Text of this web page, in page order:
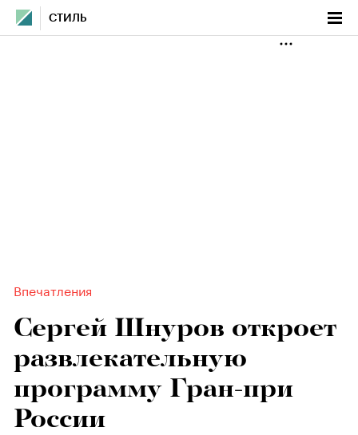
СТИЛЬ
Впечатления
Сергей Шнуров откроет
развлекательную
программу Гран-при
России